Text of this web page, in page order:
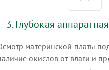
3000 ₽
3. Глубокая
материнской платы
окислов от влаги и